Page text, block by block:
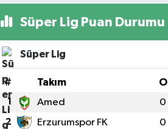
Süper Lig Puan Durumu
Süper Lig
# Takım O
1 Amed 0
2 Erzurumspor FK 0